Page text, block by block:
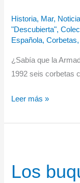
de
la
UE
en
aguas
Golfo
Historia, Mar,
"Descubierta",
Española,Corbetas,
¿Sabía que la
1992 seis corbetas
Corbetas
“DESCUBIERTA”
1992
Leer más »
Los